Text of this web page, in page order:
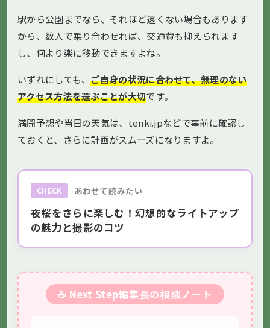
駅から公園までなら、それほど遠くない場合もあります
から、数人で乗り合わせれば、交通費も抑えられます
し、何より楽に移動できますよね。
いずれにしても、ご自身の状況に合わせて、無理のない
アクセス方法を選ぶことが大切です。
満開予想や当日の天気は、tenki.jpなどで事前に確認し
ておくと、さらに計画がスムーズになりますよ。
CHECK あわせて読みたい
夜桜をさらに楽しむ！幻想的なライトアップ
の魅力と撮影のコツ
☕ Next Step編集長の相談ノート